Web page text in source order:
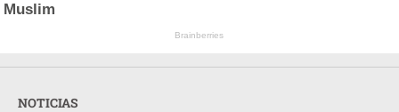
Muslim
Brainberries
NOTICIAS